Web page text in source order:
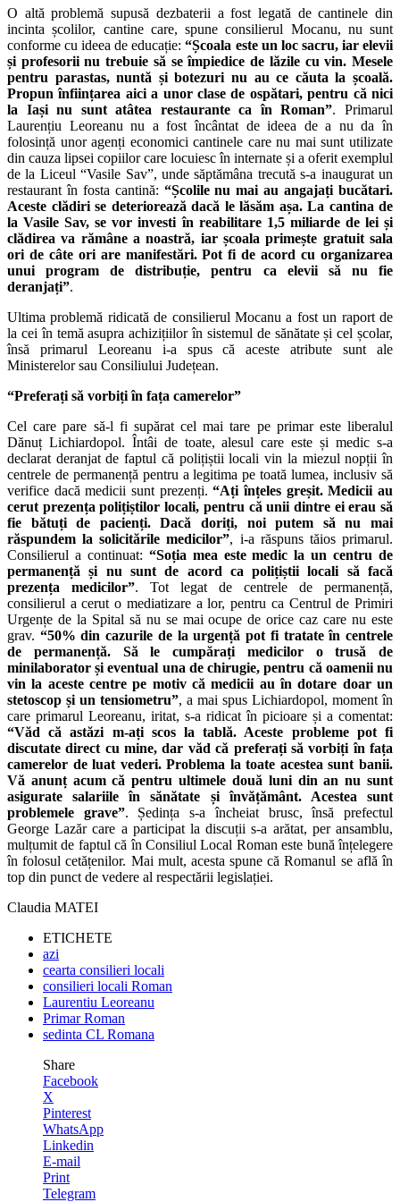
O altă problemă supusă dezbaterii a fost legată de cantinele din
incinta școlilor, cantine care, spune consilierul Mocanu, nu sunt
conforme cu ideea de educație:“Școala este un loc sacru, iar elevii
și profesorii nu trebuie să se împiedice de lăzile cu vin. Mesele
pentru parastas, nuntă și botezuri nu au ce căuta la școală.
Propun înființarea aici a unor clase de ospătari, pentru că nici
la Iași nu sunt atâtea restaurante ca în Roman”. Primarul
Laurențiu Leoreanu nu a fost încântat de ideea de a nu da în
folosință unor agenți economici cantinele care nu mai sunt utilizate
din cauza lipsei copiilor care locuiesc în internate și a oferit exemplul
de la Liceul “Vasile Sav”, unde săptămâna trecută s-a inaugurat un
restaurant în fosta cantină: “Școlile nu mai au angajați bucătari.
Aceste clădiri se deteriorează dacă le lăsăm așa. La cantina de
la Vasile Sav, se vor investi în reabilitare 1,5 miliarde de lei și
clădirea va rămâne a noastră, iar școala primește gratuit sala
ori de câte ori are manifestări. Pot fi de acord cu organizarea
unui program de distribuție, pentru ca elevii să nu fie
deranjați”.
Ultima problemă ridicată de consilierul Mocanu a fost un raport de
la cei în temă asupra achizițiilor în sistemul de sănătate și cel școlar,
însă primarul Leoreanu i-a spus că aceste atribute sunt ale
Ministerelor sau Consiliului Județean.
“Preferați să vorbiți în fața camerelor”
Cel care pare să-l fi supărat cel mai tare pe primar este liberalul
Dănuț Lichiardopol. Întâi de toate, alesul care este și medic s-a
declarat deranjat de faptul că polițiștii locali vin la miezul nopții în
centrele de permanență pentru a legitima pe toată lumea, inclusiv să
verifice dacă medicii sunt prezenți.“Ați înțeles greșit. Medicii au
cerut prezența polițiștilor locali, pentru că unii dintre ei erau să
fie bătuți de pacienți. Dacă doriți, noi putem să nu mai
răspundem la solicitările medicilor”, i-a răspuns tăios primarul.
Consilierul a continuat: “Soția mea este medic la un centru de
permanență și nu sunt de acord ca polițiștii locali să facă
prezența medicilor”. Tot legat de centrele de permanență,
consilierul a cerut o mediatizare a lor, pentru ca Centrul de Primiri
Urgențe de la Spital să nu se mai ocupe de orice caz care nu este
grav. “50% din cazurile de la urgență pot fi tratate în centrele
de permanență. Să le cumpărați medicilor o trusă de
minilaborator și eventual una de chirugie, pentru că oamenii nu
vin la aceste centre pe motiv că medicii au în dotare doar un
stetoscop și un tensiometru”, a mai spus Lichiardopol, moment în
care primarul Leoreanu, iritat, s-a ridicat în picioare și a comentat:
“Văd că astăzi m-ați scos la tablă. Aceste probleme pot fi
discutate direct cu mine, dar văd că preferați să vorbiți în fața
camerelor de luat vederi. Problema la toate acestea sunt banii.
Vă anunț acum că pentru ultimele două luni din an nu sunt
asigurate salariile în sănătate și învățământ. Acestea sunt
problemele grave”. Ședința s-a încheiat brusc, însă prefectul
George Lazăr care a participat la discuții s-a arătat, per ansamblu,
mulțumit de faptul că în Consiliul Local Roman este bună înțelegere
în folosul cetățenilor. Mai mult, acesta spune că Romanul se află în
top din punct de vedere al respectării legislației.
Claudia MATEI
ETICHETE
azi
cearta consilieri locali
consilieri locali Roman
Laurentiu Leoreanu
Primar Roman
sedinta CL Romana
Share
Facebook
X
Pinterest
WhatsApp
Linkedin
E-mail
Print
Telegram